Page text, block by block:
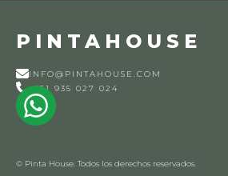
PINTAHOUSE
INFO@PINTAHOUSE.COM
+351 935 027 024
© Pinta House. Todos los derechos reservados.